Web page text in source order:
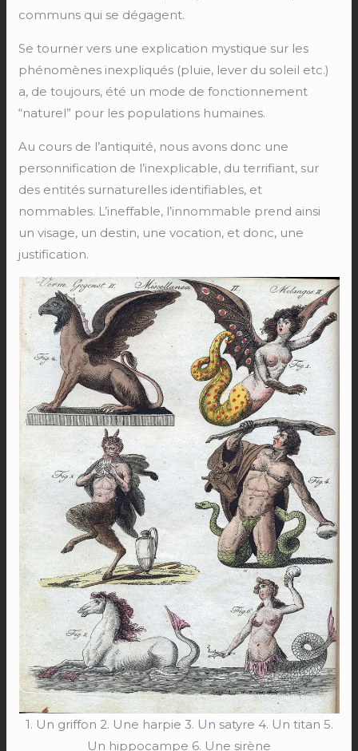
communs qui se dégagent.
Se tourner vers une explication mystique sur les
phénomènes inexpliqués (pluie, lever du soleil etc.)
a, de toujours, été un mode de fonctionnement
“naturel” pour les populations humaines.
Au cours de l’antiquité, nous avons donc une
personnification de l’inexplicable, du terrifiant, sur
des entités surnaturelles identifiables, et
nommables. L’ineffable, l’innommable prend ainsi
un visage, un destin, une vocation, et donc, une
justification.
1. Un griffon 2. Une harpie 3. Un satyre 4. Un titan 5.
Un hippocampe 6. Une sirène